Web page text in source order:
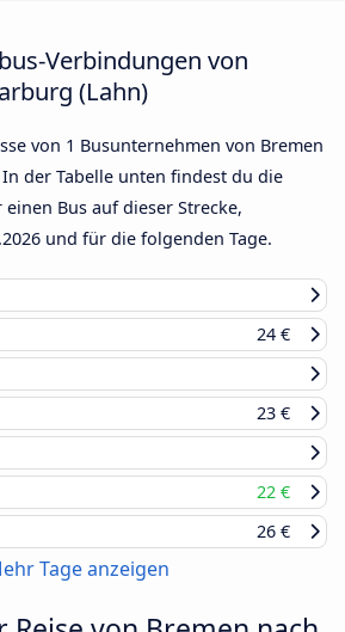
Verbindungen von
(Lahn)
von 1 Busunternehmen von Bremen
der Tabelle unten findest du die
Bus auf dieser Strecke,
und für die folgenden Tage.
24 €
23 €
22 €
26 €
Tage anzeigen